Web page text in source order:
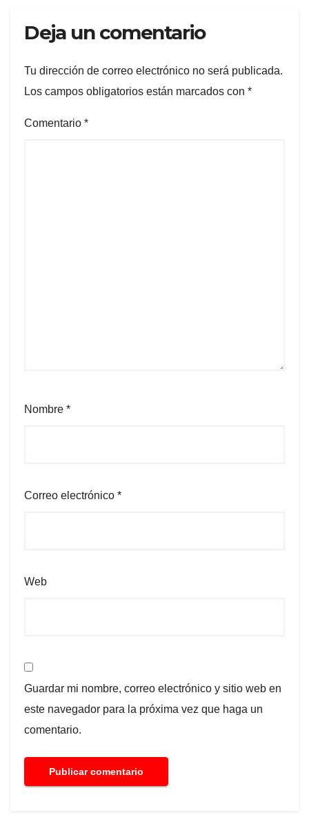
Deja un comentario
Tu dirección de correo electrónico no será publicada.
Los campos obligatorios están marcados con *
Comentario *
Nombre *
Correo electrónico *
Web
Guardar mi nombre, correo electrónico y sitio web en
este navegador para la próxima vez que haga un
comentario.